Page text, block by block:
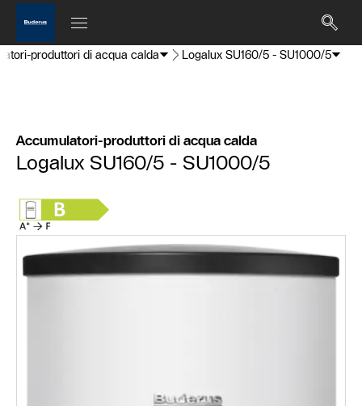
produttori di acqua calda Logalux SU160/5 - SU1000/5
Accumulatori-produttori di acqua calda
Logalux SU160/5 - SU1000/5